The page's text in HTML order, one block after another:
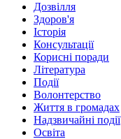
Дозвілля
Здоров'я
Історія
Консультації
Корисні поради
Література
Події
Волонтерство
Життя в громадах
Надзвичайні події
Освіта